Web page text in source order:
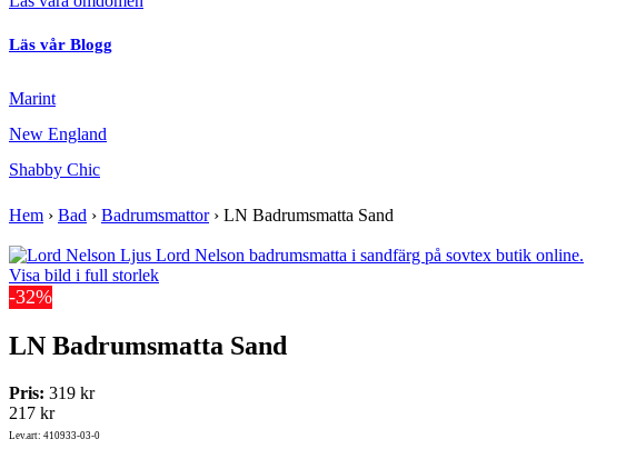
Läs vår Blogg
Marint
New England
Shabby Chic
Hem › Bad › Badrumsmattor› LN Badrumsmatta Sand
Visa bild i full storlek
-32%
LN Badrumsmatta Sand
Pris: 319 kr
217 kr
Lev.art: 410933-03-0